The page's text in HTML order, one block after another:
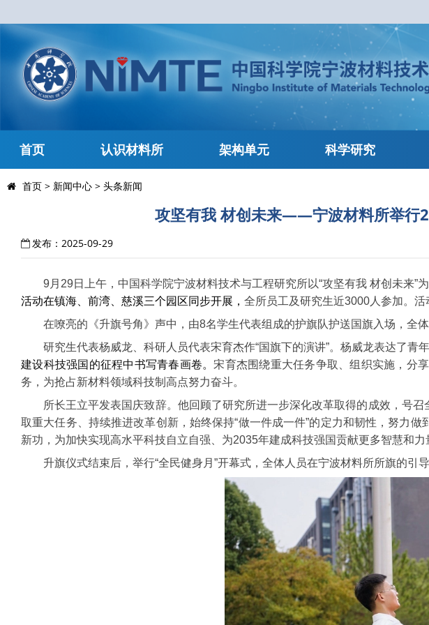
首页 认识材料所 架构单元 科学研究
首页 > 新闻中心 > 头条新闻
攻坚有我 材创未来——宁波材料所举行
发布：2025-09-29
9月29日上午，中国科学院宁波材料技术与工程研究所以“攻坚有我 材创未来”
活动在镇海、前湾、慈溪三个园区同步开展， 全所员工及研究生近3000人参加。活
在嘹亮的《升旗号角》声中，由8名学生代表组成的护旗队护送国旗入场，全
研究生代表杨威龙、科研人员代表宋育杰作“国旗下的演讲”。杨威龙表达了青
建设科技强国的征程中书写青春画卷。宋育杰围绕重大任务争取、组织实施，分
务，为抢占新材料领域科技制高点努力奋斗。
所长王立平发表国庆致辞。他回顾了研究所进一步深化改革取得的成效，号
取重大任务、持续推进改革创新，始终保持“做一件成一件”的定力和韧性，努力
新功，为加快实现高水平科技自立自强、为2035年建成科技强国贡献更多智慧和力
升旗仪式结束后，举行“全民健身月”开幕式，全体人员在宁波材料所所旗的引